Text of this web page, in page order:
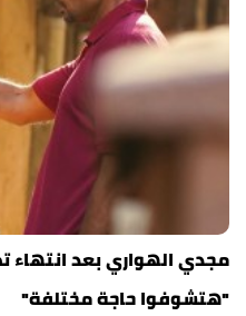
مجدي الهواري بعد انتهاء
"هتشوفوا حاجة مختلفة"